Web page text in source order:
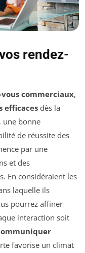
rendez-
vous commerciaux,
efficaces dès la
une bonne
de réussite des
par une
et des
En considéraient les
laquelle ils
pourrez affiner
interaction soit
favorise un climat